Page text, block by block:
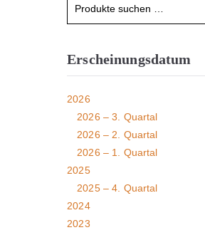
Erscheinungsdatum
2026
2026 – 3. Quartal
2026 – 2. Quartal
2026 – 1. Quartal
2025
2025 – 4. Quartal
2024
2023